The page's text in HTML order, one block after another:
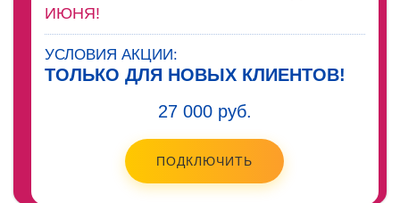
ИЮНЯ!
УСЛОВИЯ АКЦИИ:
ТОЛЬКО ДЛЯ НОВЫХ КЛИЕНТОВ!
27 000 руб.
ПОДКЛЮЧИТЬ